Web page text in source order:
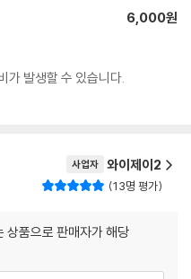
6,000원
가 발생할 수 있습니다.
사업자 와이제이2
13명 평가
상품으로 판매자가 해당